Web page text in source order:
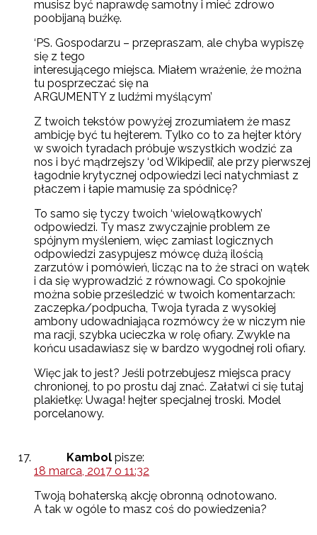
musisz być naprawdę samotny i mieć zdrowo
poobijaną buźkę.
‘PS. Gospodarzu – przepraszam, ale chyba wypiszę
się z tego
interesującego miejsca. Miałem wrażenie, że można
tu posprzeczać się na
ARGUMENTY z ludźmi myślącym’
Z twoich tekstów powyżej zrozumiałem że masz
ambicję być tu hejterem. Tylko co to za hejter który
w swoich tyradach próbuje wszystkich wodzić za
nos i być mądrzejszy ‘od Wikipedii’, ale przy pierwszej
łagodnie krytycznej odpowiedzi leci natychmiast z
płaczem i łapie mamusię za spódnicę?
To samo się tyczy twoich ‘wielowątkowych’
odpowiedzi. Ty masz zwyczajnie problem ze
spójnym myśleniem, więc zamiast logicznych
odpowiedzi zasypujesz mówcę dużą ilością
zarzutów i pomówień, licząc na to że straci on wątek
i da się wyprowadzić z równowagi. Co spokojnie
można sobie prześledzić w twoich komentarzach:
zaczepka/podpucha, Twoja tyrada z wysokiej
ambony udowadniająca rozmówcy że w niczym nie
ma racji, szybka ucieczka w rolę ofiary. Zwykle na
końcu usadawiasz się w bardzo wygodnej roli ofiary.
Więc jak to jest? Jeśli potrzebujesz miejsca pracy
chronionej, to po prostu daj znać. Załatwi ci się tutaj
plakietkę: Uwaga! hejter specjalnej troski. Model
porcelanowy.
Kambol pisze:
18 marca, 2017 o 11:32
Twoją bohaterską akcję obronną odnotowano.
A tak w ogóle to masz coś do powiedzenia?